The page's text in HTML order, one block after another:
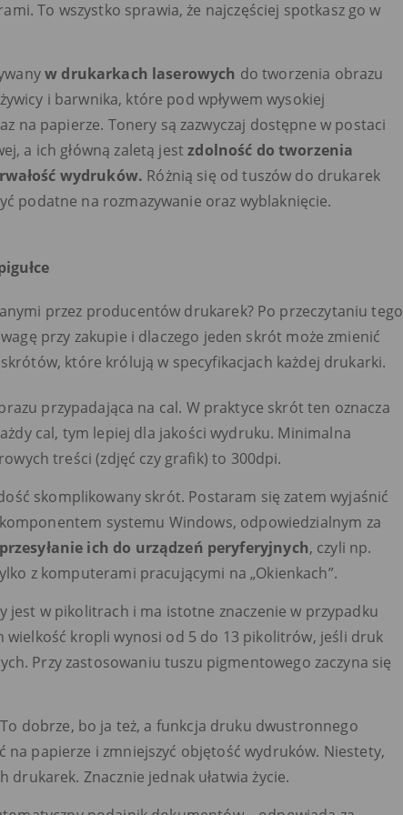
To wszystko sprawia, że najczęściej spotkasz go w
w drukarkach laserowych do tworzenia obrazu
i barwnika, które pod wpływem wysokiej
na papierze​​. Tonery są zazwyczaj dostępne w postaci
a ich główną zaletą jestzdolność do tworzenia
wydruków. Różnią się od tuszów do drukarek
podatne na rozmazywanie oraz wyblaknięcie.
przez producentów drukarek? Po przeczytaniu tego
przy zakupie i dlaczego jeden skrót może zmienić
które królują w specyfikacjach każdej drukarki.
przypadająca na cal. W praktyce skrót ten oznacza
cal, tym lepiej dla jakości wydruku. Minimalna
treści (zdjęć czy grafik) to 300dpi.
skomplikowany skrót. Postaram się zatem wyjaśnić
systemu Windows, odpowiedzialnym za
ich do urządzeń peryferyjnych, czyli np.
z komputerami pracującymi na „Okienkach”.
jest w pikolitrach i ma istotne znaczenie w przypadku
kropli wynosi od 5 do 13 pikolitrów, jeśli druk
Przy zastosowaniu tuszu pigmentowego zaczyna się
dobrze, bo ja też, a funkcja druku dwustronnego
na papierze i zmniejszyć objętość wydruków. Niestety,
Znacznie jednak ułatwia życie.